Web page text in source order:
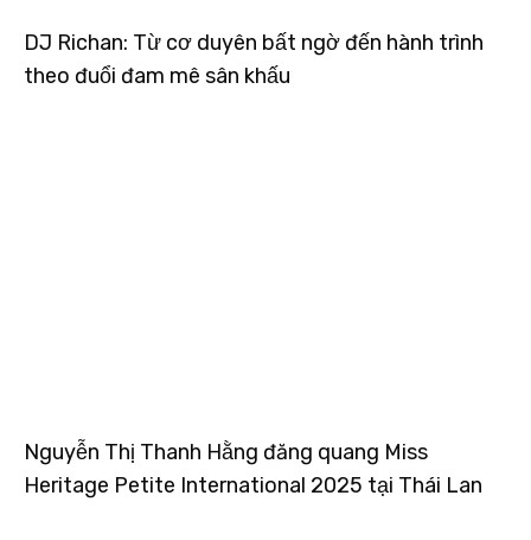
DJ Richan: Từ cơ duyên bất ngờ đến hành trình
theo đuổi đam mê sân khấu
Nguyễn Thị Thanh Hằng đăng quang Miss
Heritage Petite International 2025 tại Thái Lan